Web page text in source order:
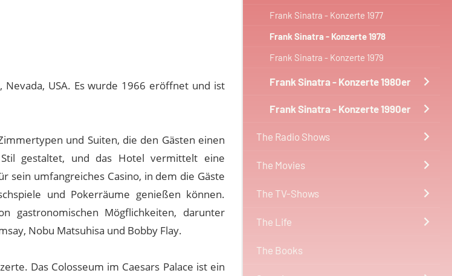
Frank Sinatra - Konzerte 1977
Frank Sinatra - Konzerte 1978
Frank Sinatra - Konzerte 1979
Frank Sinatra - Konzerte 1980er
Frank Sinatra - Konzerte 1990er
The Radio Shows
The Movies
The TV-Shows
The Life
The Books
Nevada, USA. Es wurde 1966 eröffnet und ist
und Suiten, die den Gästen einen
gestaltet, und das Hotel vermittelt eine
sein umfangreiches Casino, in dem die Gäste
und Pokerräume genießen können.
gastronomischen Mögflichkeiten, darunter
Nobu Matsuhisa und Bobby Flay.
Das Colosseum im Caesars Palace ist ein